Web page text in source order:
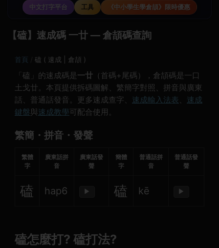
中文打字平台
工具 《中小學生學倉頡》限時優惠
【磕】速成碼 一廿 — 倉頡碼查詢
首頁 磕 ( 速成 | 倉頡 )
「磕」的速成碼是 一廿 （首碼+尾碼），倉頡碼是一口
土戈廿。本頁提供拆碼圖解、繁簡字對照、拼音與廣東
話、普通話發音。更多速成查字、 速成輸入法表、 速成
鍵盤與速成教學可配合使用。
繁簡・拼音・發聲
繁體
字
廣東話拼
音
廣東話發
聲
簡體
字
普通話拼
音
普通話發
聲
磕 hap6 ▶ 磕 kē ▶
磕怎麼打? 磕打法?